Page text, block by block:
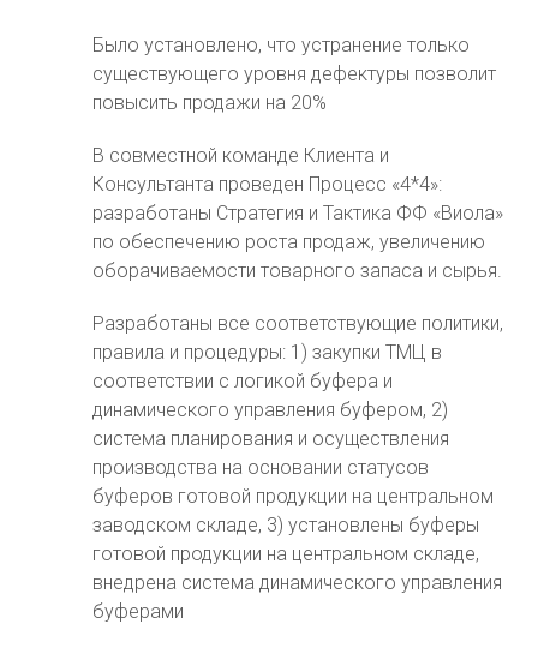
Было установлено, что устранение только
существующего уровня дефектуры позволит
повысить продажи на 20%
В совместной команде Клиента и
Консультанта проведен Процесс «4*4»:
разработаны Стратегия и Тактика ФФ «Виола»
по обеспечению роста продаж, увеличению
оборачиваемости товарного запаса и сырья.
Разработаны все соответствующие политики,
правила и процедуры: 1) закупки ТМЦ в
соответствии с логикой буфера и
динамического управления буфером, 2)
система планирования и осуществления
производства на основании статусов
буферов готовой продукции на центральном
заводском складе, 3) установлены буферы
готовой продукции на центральном складе,
внедрена система динамического управления
буферами